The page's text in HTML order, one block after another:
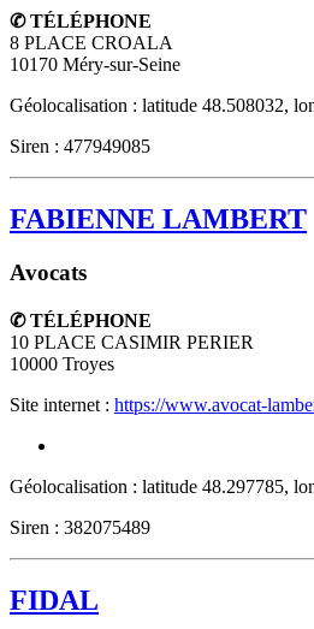
✆ TÉLÉPHONE
8 PLACE CROALA
10170 Méry-sur-Seine
Géolocalisation : latitude 48.508032,
Siren : 477949085
FABIENNE LAMBERT
Avocats
✆ TÉLÉPHONE
10 PLACE CASIMIR PERIER
10000 Troyes
Site internet : https://www.avocat-
Géolocalisation : latitude 48.297785,
Siren : 382075489
FIDAL